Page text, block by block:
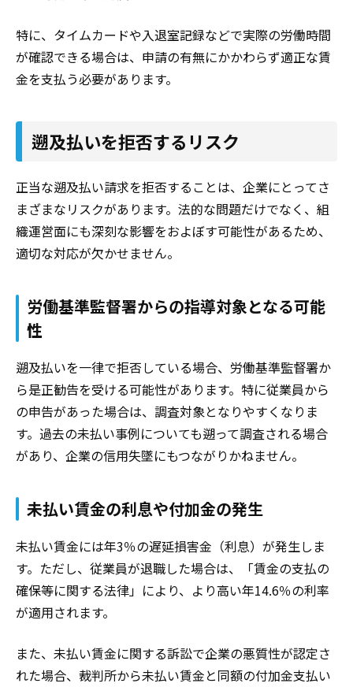
特に、タイムカードや入退室記録などで実際の労働時間
が確認できる場合は、申請の有無にかかわらず適正な賃
金を支払う必要があります。
遡及払いを拒否するリスク
正当な遡及払い請求を拒否することは、企業にとってさ
まざまなリスクがあります。法的な問題だけでなく、組
織運営面にも深刻な影響をおよぼす可能性があるため、
適切な対応が欠かせません。
労働基準監督署からの指導対象となる可能
性
遡及払いを一律で拒否している場合、労働基準監督署か
ら是正勧告を受ける可能性があります。特に従業員から
の申告があった場合は、調査対象となりやすくなりま
す。過去の未払い事例についても遡って調査される場合
があり、企業の信用失墜にもつながりかねません。
未払い賃金の利息や付加金の発生
未払い賃金には年3％の遅延損害金（利息）が発生しま
す。ただし、従業員が退職した場合は、「賃金の支払の
確保等に関する法律」により、より高い年14.6％の利率
が適用されます。
また、未払い賃金に関する訴訟で企業の悪質性が認定さ
れた場合、裁判所から未払い賃金と同額の付加金支払い